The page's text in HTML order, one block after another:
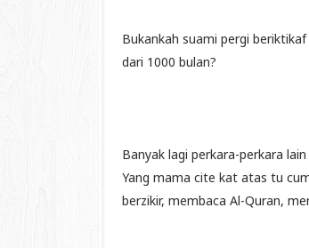
Bukankah suami pergi
dari 1000 bulan?
Banyak lagi perkara-perkara
Yang mama cite kat atas tu
berzikir, membaca Al-Quran,